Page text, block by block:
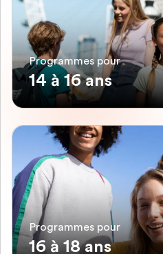
Programmes pour
14 à 16 ans
Programmes pour
16 à 18 ans